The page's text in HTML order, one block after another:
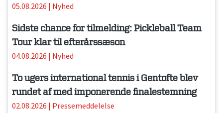
05.08.2026 | Nyhed
Sidste chance for tilmelding: Pickleball Team
Tour klar til efterårssæson
04.08.2026 | Nyhed
To ugers international tennis i Gentofte blev
rundet af med imponerende finalestemning
02.08.2026 | Pressemeddelelse